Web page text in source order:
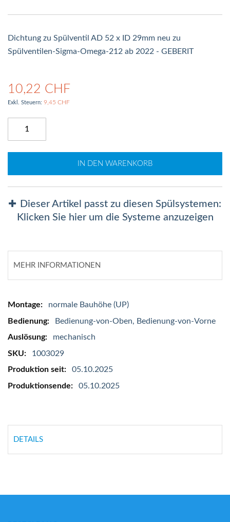
Dichtung zu Spülventil AD 52 x ID 29mm neu zu
Spülventilen-Sigma-Omega-212 ab 2022 - GEBERIT
10,22 CHF
9,45 CHF
IN DEN WARENKORB
Dieser Artikel passt zu diesen Spülsystemen:
Klicken Sie hier um die Systeme anzuzeigen
MEHR INFORMATIONEN
Mehr
Informationen
normale Bauhöhe (UP)
Bedienung-von-Oben, Bedienung-von-Vorne
mechanisch
1003029
05.10.2025
05.10.2025
DETAILS